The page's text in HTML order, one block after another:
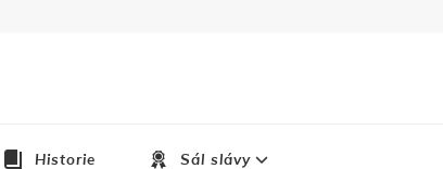
Historie Sál slávy